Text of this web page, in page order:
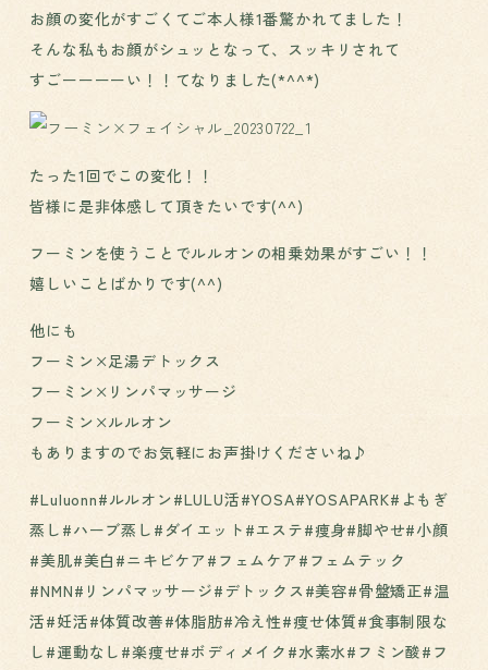
お顔の変化がすごくてご本人様1番驚かれてました！
そんな私もお顔がシュッとなって、スッキリされて
すごーーーーい！！てなりました(*^^*)
たった1回でこの変化！！
皆様に是非体感して頂きたいです(^^)
フーミンを使うことでルルオンの相乗効果がすごい！！
嬉しいことばかりです(^^)
他にも
フーミン×足湯デトックス
フーミン×リンパマッサージ
フーミン×ルルオン
もありますのでお気軽にお声掛けくださいね♪
#Luluonn#ルルオン#LULU活#YOSA#YOSAPARK#よもぎ
蒸し#ハーブ蒸し#ダイエット#エステ#痩身#脚やせ#小顔
#美肌#美白#ニキビケア#フェムケア#フェムテック
#NMN#リンパマッサージ#デトックス#美容#骨盤矯正#温
活#妊活#体質改善#体脂肪#冷え性#痩せ体質#食事制限な
し#運動なし#楽痩せ#ボディメイク#水素水#フミン酸#フ